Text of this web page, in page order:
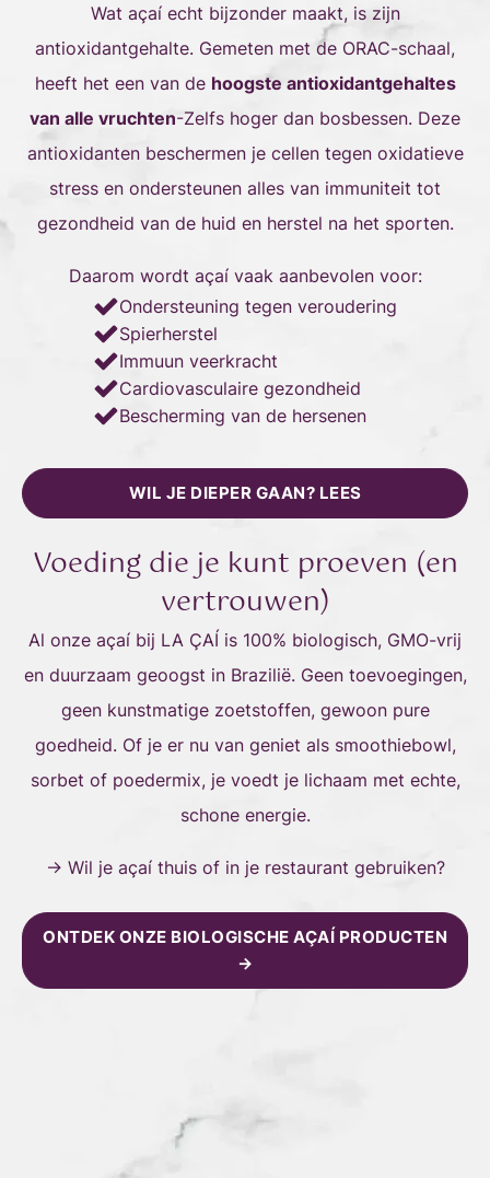
Wat açaí echt bijzonder maakt, is zijn
antioxidantgehalte. Gemeten met de ORAC-schaal,
heeft het een van de hoogste antioxidantgehaltes
van alle vruchten-Zelfs hoger dan bosbessen. Deze
antioxidanten beschermen je cellen tegen oxidatieve
stress en ondersteunen alles van immuniteit tot
gezondheid van de huid en herstel na het sporten.
Daarom wordt açaí vaak aanbevolen voor:
Ondersteuning tegen veroudering
Spierherstel
Immuun veerkracht
Cardiovasculaire gezondheid
Bescherming van de hersenen
WIL JE DIEPER GAAN? LEES
Voeding die je kunt proeven (en
vertrouwen)
Al onze açaí bij LA ÇAÍ is 100% biologisch, GMO-vrij
en duurzaam geoogst in Brazilië. Geen toevoegingen,
geen kunstmatige zoetstoffen, gewoon pure
goedheid. Of je er nu van geniet als smoothiebowl,
sorbet of poedermix, je voedt je lichaam met echte,
schone energie.
→ Wil je açaí thuis of in je restaurant gebruiken?
ONTDEK ONZE BIOLOGISCHE AÇAÍ PRODUCTEN
→